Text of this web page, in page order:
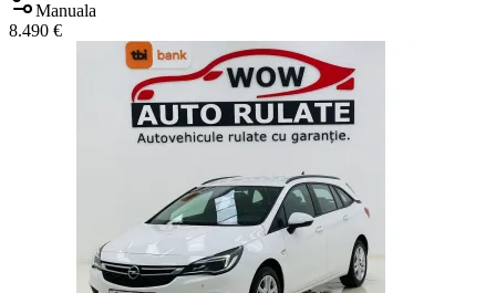
Manuala
8.490 €